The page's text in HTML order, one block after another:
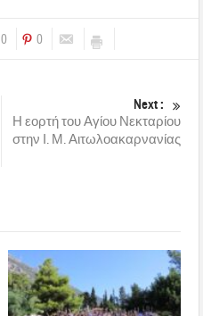
0 0
Next :
Η εορτή του Αγίου Νεκταρίου
στην Ι. Μ. Αιτωλοακαρνανίας